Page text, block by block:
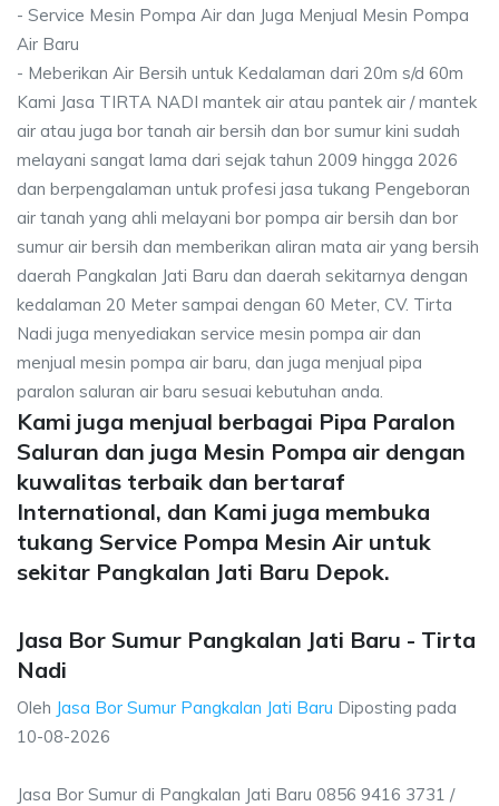
- Service Mesin Pompa Air dan Juga Menjual Mesin Pompa
Air Baru
- Meberikan Air Bersih untuk Kedalaman dari 20m s/d 60m
Kami Jasa TIRTA NADI mantek air atau pantek air / mantek
air atau juga bor tanah air bersih dan bor sumur kini sudah
melayani sangat lama dari sejak tahun 2009 hingga 2026
dan berpengalaman untuk profesi jasa tukang Pengeboran
air tanah yang ahli melayani bor pompa air bersih dan bor
sumur air bersih dan memberikan aliran mata air yang bersih
daerah Pangkalan Jati Baru dan daerah sekitarnya dengan
kedalaman 20 Meter sampai dengan 60 Meter, CV. Tirta
Nadi juga menyediakan service mesin pompa air dan
menjual mesin pompa air baru, dan juga menjual pipa
paralon saluran air baru sesuai kebutuhan anda.
Kami juga menjual berbagai Pipa Paralon
Saluran dan juga Mesin Pompa air dengan
kuwalitas terbaik dan bertaraf
International, dan Kami juga membuka
tukang Service Pompa Mesin Air untuk
sekitar Pangkalan Jati Baru Depok.
Jasa Bor Sumur Pangkalan Jati Baru - Tirta
Nadi
Oleh Jasa Bor Sumur Pangkalan Jati Baru Diposting pada
10-08-2026
Jasa Bor Sumur di Pangkalan Jati Baru 0856 9416 3731 /